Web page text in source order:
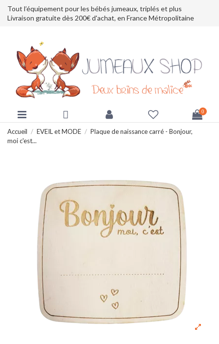
Tout l’équipement pour les bébés jumeaux, triplés et plus
Livraison gratuite dès 200€ d'achat, en France Métropolitaine
0
Accueil EVEIL et MODE
Plaque de naissance carré - Bonjour,
moi c'est...